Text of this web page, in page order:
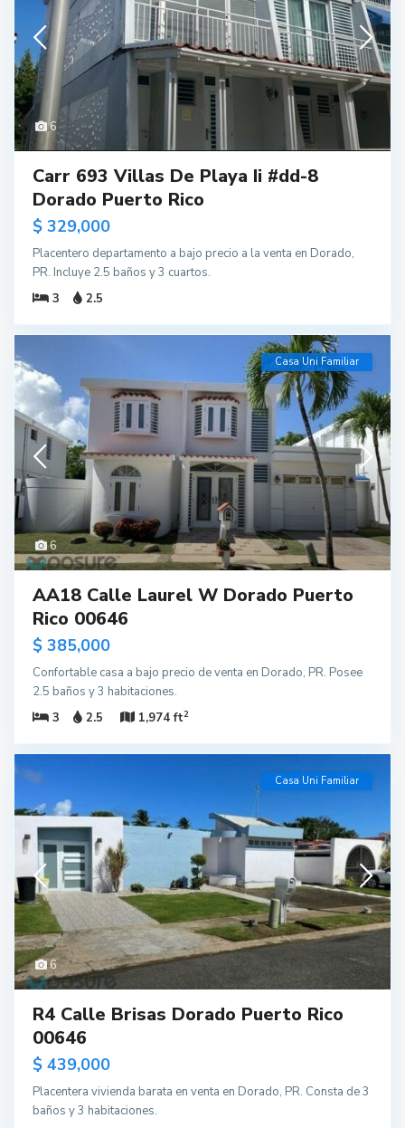
6
Carr 693 Villas De Playa Ii #dd-8
Dorado Puerto Rico
$ 329,000
Placentero departamento a bajo precio a la venta en Dorado,
PR. Incluye 2.5 baños y 3 cuartos.
3
2.5
6
Casa Uni Familiar
AA18 Calle Laurel W Dorado Puerto
Rico 00646
$ 385,000
Confortable casa a bajo precio de venta en Dorado, PR. Posee
2.5 baños y 3 habitaciones.
3
2.5 1,974 ft2
6
Casa Uni Familiar
R4 Calle Brisas Dorado Puerto Rico
00646
$ 439,000
Placentera vivienda barata en venta en Dorado, PR. Consta de 3
baños y 3 habitaciones.